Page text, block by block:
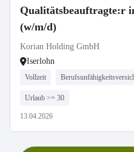
Qualitätsbeauftragte:r
(w/m/d)
Korian Holding GmbH
Iserlohn
Vollzeit
Urlaub >= 30
13.04.2026